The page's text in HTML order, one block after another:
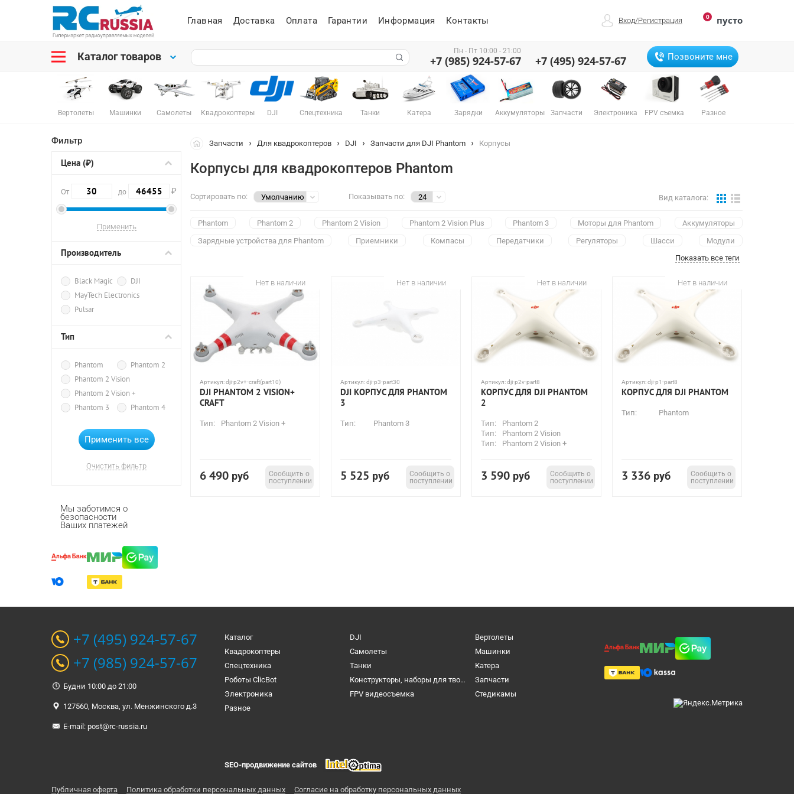
0 пусто
Вход/Регистрация
Главная Доставка Оплата Гарантии Информация Контакты
Каталог товаров Пн - Пт 10:00 - 21:00
+7 (985) 924-57-67 +7 (495) 924-57-67 Позвоните мне
Вертолеты Машинки Самолеты Квадрокоптеры DJI Спецтехника Танки Катера Зарядки Аккумуляторы Запчасти Электроника FPV съемка Разное
Фильтр
Цена (₽)
От до ₽
Производитель
Black Magic
DJI
MayTech Electronics
Pulsar
Тип
Phantom
Phantom 2
Phantom 2 Vision
Phantom 2 Vision +
Phantom 3
Phantom 4
Очистить фильтр
Мы заботимся о
безопасности
Ваших платежей
Запчасти Для квадрокоптеров DJI Запчасти для DJI Phantom Корпусы
Корпусы для квадрокоптеров Phantom
Вид каталога:
Сортировать по: Показывать по:
Phantom Phantom 2 Phantom 2 Vision Phantom 2 Vision Plus Phantom 3 Mоторы для Phantom
Аккумуляторы
Зарядные устройства для Phantom
Приемники Компасы Передатчики Регуляторы Шасси
Модули
Защиты пропеллеров
Корпусы
Показать все теги
Нет в наличии
Артикул:dji-p2v+-craft(part10)
DJI PHANTOM 2 VISION+
CRAFT
Тип: Phantom 2 Vision +
6 490 руб
Сообщить о
поступлении
Нет в наличии
Артикул:dji-p3-part30
DJI КОРПУС ДЛЯ PHANTOM
3
Тип: Phantom 3
5 525 руб
Сообщить о
поступлении
Нет в наличии
Артикул:dji-p2v-part8
КОРПУС ДЛЯ DJI PHANTOM
2
Тип:
Phantom 2
Тип:
Phantom 2 Vision
Тип:
Phantom 2 Vision +
3 590 руб
Сообщить о
поступлении
Нет в наличии
Артикул:dji-p1-part8
КОРПУС ДЛЯ DJI PHANTOM
Тип: Phantom
3 336 руб
Сообщить о
поступлении
+7 (495) 924-57-67
+7 (985) 924-57-67
Будни 10:00 до 21:00
127560, Москва, ул. Менжинского д.3
E-mail: post@rc-russia.ru
Каталог DJI
Вертолеты
Квадрокоптеры
Самолеты
Машинки
Спецтехника
Танки
Катера
Роботы ClicBot
Конструкторы, наборы для творчества и настольные игры
Запчасти
Электроника
FPV видеосъемка
Cтедикамы
Разное
SEO-продвижение сайтов
Публичная оферта Политика обработки персональных данных Согласие на обработку персональных данных